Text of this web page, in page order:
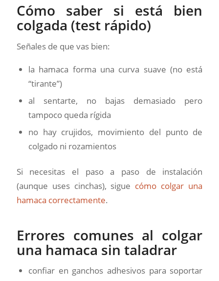
Cómo saber si está bien
colgada (test rápido)
Señales de que vas bien:
la hamaca forma una curva suave (no está
“tirante”)
al sentarte, no bajas demasiado pero
tampoco queda rígida
no hay crujidos, movimiento del punto de
colgado ni rozamientos
Si necesitas el paso a paso de instalación
(aunque uses cinchas), sigue cómo colgar una
hamaca correctamente.
Errores comunes al colgar
una hamaca sin taladrar
confiar en ganchos adhesivos para soportar